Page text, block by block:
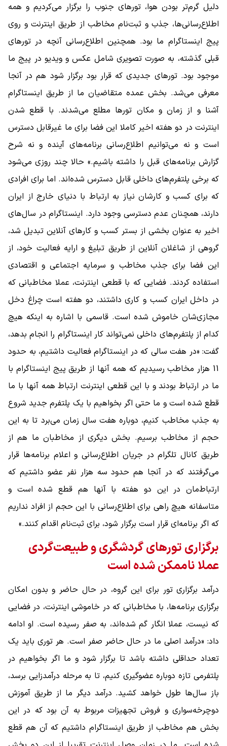
دلیل گرم‌تر بودن هوا، تورهای جنوب را برگزار می‌کردیم و همه
اطلاع‌رسانی‌ها، جذب و ثبت‌نام مخاطب از طریق اینترنت و روی
پیج اینستاگرام ما بود. همچنین اطلاع‌رسانی آنچه در تورهای
قبلی گذشته، به صورت تصویری شامل عکس و ویدیو در پیج ما
موجود بود. تورهای جدیدی که قرار بود برگزار شود هم در آنجا
معرفی می‌شد. بخش عمده متقاضیان ما از طریق اینستاگرام
آشنا و از زمان و مکان تورها مطلع می‌شدند. با قطع شدن
اینترنت در دو هفته اخیر کاملا این فضا برای ما غیرقابل دسترس
است و نه می‌توانیم اطلاع‌رسانی برنامه‌های آینده و نه شرح
گزارش برنامه‌های قبل را داشته باشیم.» حالا چند روزی می‌شود
که برخی پلتفرم‌های داخلی قابل دسترس شده‌اند. اما برای افرادی
که برای کسب و کارشان نیاز به ارتباط با دنیای خارج از ایران
دارند، همچنان عدم دسترسی وجود دارد. اینستاگرام در سال‌های
اخیر به عنوان بخشی از بستر کسب و کارهای آنلاین تبدیل شد،
گروهی از شاغلان آنلاین از طریق تبلیغ و ارایه فعالیت خود، از
این فضا برای جذب مخاطب و سرمایه اجتماعی و اقتصادی
استفاده کردند. فضایی که با قطعی اینترنت، عملا مخاطبانی که
در داخل ایران کسب و کاری داشتند، دو هفته است چراغ دخل
مجازی‌شان خاموش شده است. قاسمی با اشاره به اینکه هیچ
کدام از پلتفرم‌های داخلی نمی‌تواند کار اینستاگرام را انجام بدهد،
گفت: «در هفت سالی که در اینستاگرام فعالیت داشتیم، به حدود
11 هزار مخاطب رسیدیم که همه آنها از طریق پیج اینستاگرام با
ما در ارتباط بودند و با این قطعی اینترنت ارتباط همه آنها با ما
قطع شده است و ما حتی اگر بخواهیم با یک پلتفرم جدید شروع
به جذب مخاطب کنیم، دوباره هفت سال زمان می‌برد تا به این
حجم از مخاطب برسیم. بخش دیگری از مخاطبان ما هم از
طریق کانال تلگرام در جریان اطلاع‌رسانی و اعلام برنامه‌ها قرار
می‌گرفتند که در آنجا هم حدود سه هزار نفر عضو داشتیم که
ارتباط‌مان در این دو هفته با آنها هم قطع شده است و
متاسفانه هیچ راهی برای اطلاع‌رسانی با این حجم از افراد نداریم
که اگر برنامه‌ای قرار است برگزار شود، برای ثبت‌نام اقدام کنند.»
برگزاری تورهای گردشگری و طبیعت‌گردی
عملا ناممکن شده است
درآمد برگزاری تور برای این گروه، در حال حاضر و بدون امکان
برگزاری برنامه‌ها، با مخاطبانی که در خاموشی اینترنت، در فضایی
که نیست، عملا انگار گم شده‌اند، به صفر رسیده است. او ادامه
داد: «درآمد اصلی ما در حال حاضر صفر است. هر توری باید یک
تعداد حداقلی داشته باشد تا برگزار شود و ما اگر بخواهیم در
پلتفرمی تازه دوباره عضوگیری کنیم، تا به مرحله درآمدزایی برسد،
باز سال‌ها طول خواهد کشید. درآمد دیگر ما از طریق آموزش
دوچرخه‌سواری و فروش تجهیزات مربوط به آن بود که در این
بخش هم مخاطب از طریق اینستاگرام داشتیم که آن هم قطع